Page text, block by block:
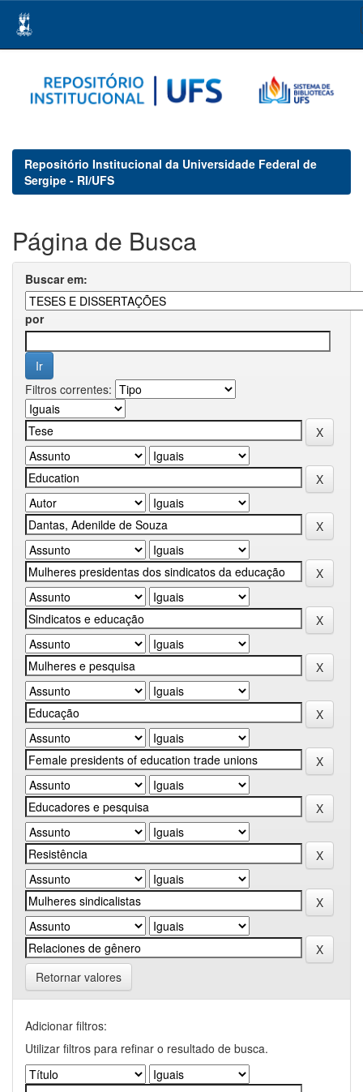
navigation
Repositório Institucional da Universidade Federal de
Sergipe - RI/UFS
Página de Busca
Buscar em:
por
Filtros correntes:
Retornar valores
Adicionar filtros:
Utilizar filtros para refinar o resultado de busca.